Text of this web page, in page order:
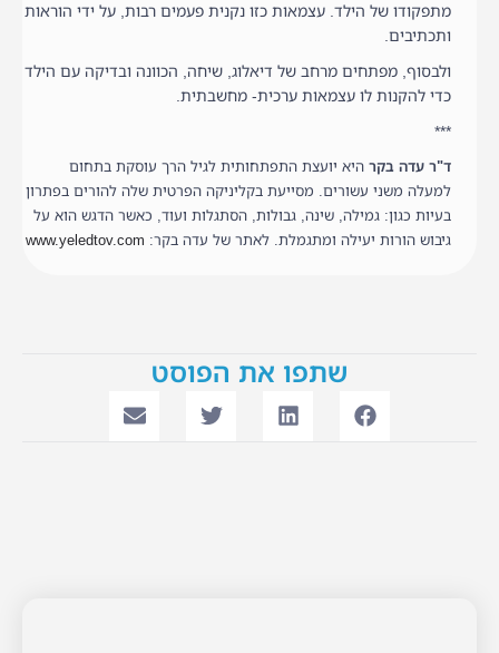
מתפקודו של הילד. עצמאות כזו נקנית פעמים רבות, על ידי הוראות
ותכתיבים.
ולבסוף, מפתחים מרחב של דיאלוג, שיחה, הכוונה ובדיקה עם הילד
כדי להקנות לו עצמאות ערכית- מחשבתית.
***
ד"ר עדה בקרהיא יועצת התפתחותית לגיל הרך עוסקת בתחום
למעלה משני עשורים. מסייעת בקליניקה הפרטית שלה להורים בפתרון
בעיות כגון: גמילה, שינה, גבולות, הסתגלות ועוד, כאשר הדגש הוא על
גיבוש הורות יעילה ומתגמלת. לאתר של עדה בקר: www.yeledtov.com
שתפו את הפוסט